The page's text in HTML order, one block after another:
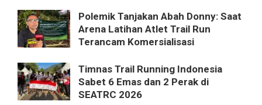
Polemik Tanjakan Abah Donny: Saat
Arena Latihan Atlet Trail Run
Terancam Komersialisasi
Timnas Trail Running Indonesia
Sabet 6 Emas dan 2 Perak di
SEATRC 2026